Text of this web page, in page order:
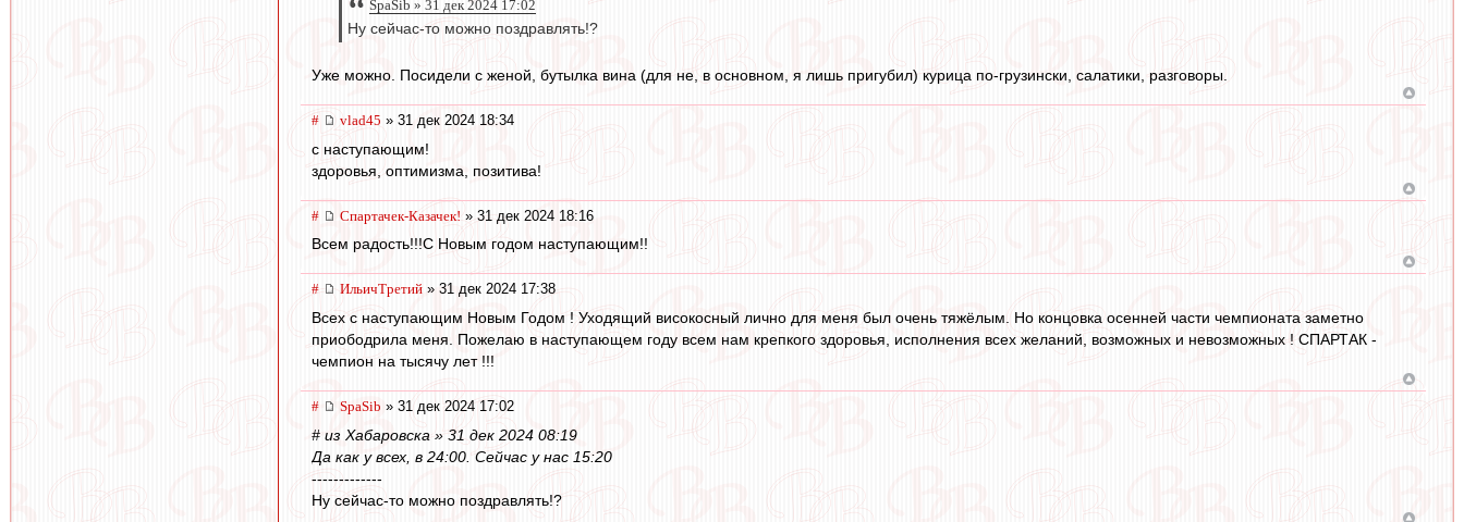
SpaSib » 31 дек 2024 17:02
Ну сейчас-то можно поздравлять!?
Уже можно. Посидели с женой, бутылка вина (для не, в основном, я лишь пригубил) курица по-грузински, салатики, разговоры.
# vlad45 » 31 дек 2024 18:34
с наступающим!
здоровья, оптимизма, позитива!
# Спартачек-Казачек! » 31 дек 2024 18:16
Всем радость!!!С Новым годом наступающим!!
# ИльичТpeтий » 31 дек 2024 17:38
Всех с наступающим Новым Годом ! Уходящий високосный лично для меня был очень тяжёлым. Но концовка осенней части чемпионата заметно
приободрила меня. Пожелаю в наступающем году всем нам крепкого здоровья, исполнения всех желаний, возможных и невозможных ! СПАРТАК -
чемпион на тысячу лет !!!
# SpaSib » 31 дек 2024 17:02
# из Хабаровска » 31 дек 2024 08:19
Да как у всех, в 24:00. Сейчас у нас 15:20
-------------
Ну сейчас-то можно поздравлять!?